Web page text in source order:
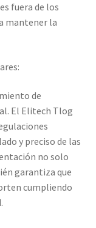
fuera de los
mantener la
de
El Elitech Tlog
y preciso de las
no solo
garantiza que
cumpliendo